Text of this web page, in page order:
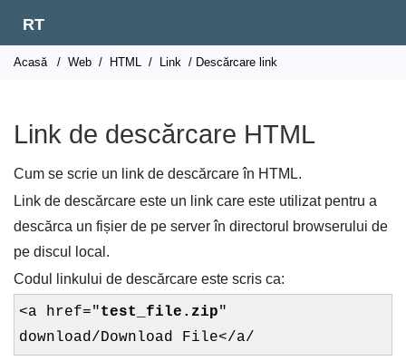
RT
Acasă / Web / HTML / Link / Descărcare link
Link de descărcare HTML
Cum se scrie un link de descărcare în HTML.
Link de descărcare este un link care este utilizat pentru a
descărca un fișier de pe server în directorul browserului de
pe discul local.
Codul linkului de descărcare este scris ca:
<a href="test_file.zip"
download/Download File</a/